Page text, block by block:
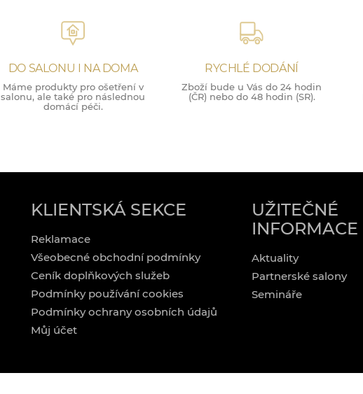
DO SALONU I NA DOMA
Máme produkty pro ošetření v
salonu, ale také pro následnou
domácí péči.
RYCHLÉ DODÁNÍ
Zboží bude u Vás do 24 hodin
(ČR) nebo do 48 hodin (SR).
KLIENTSKÁ SEKCE
Reklamace
Všeobecné obchodní podmínky
Ceník doplňkových služeb
Podmínky používání cookies
Podmínky ochrany osobních údajů
Můj účet
UŽITEČNÉ
INFORMACE
Aktuality
Partnerské salony
Semináře